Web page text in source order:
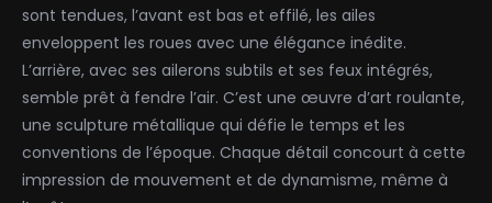
sont tendues, l’avant est bas et effilé, les ailes
enveloppent les roues avec une élégance inédite.
L’arrière, avec ses ailerons subtils et ses feux intégrés,
semble prêt à fendre l’air. C’est une œuvre d’art roulante,
une sculpture métallique qui défie le temps et les
conventions de l’époque. Chaque détail concourt à cette
impression de mouvement et de dynamisme, même à